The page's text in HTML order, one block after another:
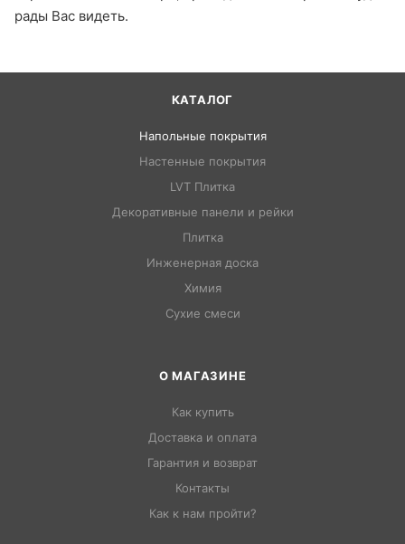
рады Вас видеть.
КАТАЛОГ
Напольные покрытия
Настенные покрытия
LVT Плитка
Декоративные панели и рейки
Плитка
Инженерная доска
Химия
Сухие смеси
О МАГАЗИНЕ
Как купить
Доставка и оплата
Гарантия и возврат
Контакты
Как к нам пройти?